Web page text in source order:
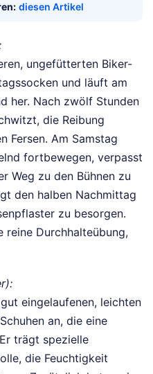
diesen Artikel
ungefütterten Biker-
und läuft am
her. Nach zwölf Stunden
die Reibung
Fersen. Am Samstag
fortbewegen, verpasst
Weg zu den Bühnen zu
den halben Nachmittag
zu besorgen.
reine Durchhalteübung,
eingelaufenen, leichten
an, die eine
trägt spezielle
die Feuchtigkeit